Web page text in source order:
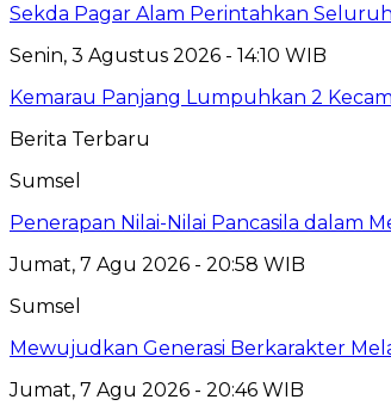
Sekda Pagar Alam Perintahkan
Senin, 3 Agustus 2026 - 14:10 WIB
Kemarau Panjang Lumpuhkan 2
Berita Terbaru
Sumsel
Penerapan Nilai-Nilai Pancasila dalam
Jumat, 7 Agu 2026 - 20:58 WIB
Sumsel
Mewujudkan Generasi Berkarakter
Jumat, 7 Agu 2026 - 20:46 WIB